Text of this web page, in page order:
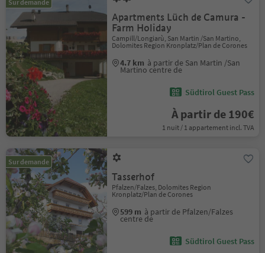
Sur demande
Apartments Lüch de Camura -
Farm Holiday
Campill/Longiarù, San Martin /San Martino,
Dolomites Region Kronplatz/Plan de Corones
4.7 km à partir de San Martin /San
Martino centre de
Südtirol Guest Pass
À partir de 190€
1 nuit / 1 appartement incl. TVA
Sur demande
Tasserhof
Pfalzen/Falzes, Dolomites Region
Kronplatz/Plan de Corones
599 m à partir de Pfalzen/Falzes
centre de
Südtirol Guest Pass